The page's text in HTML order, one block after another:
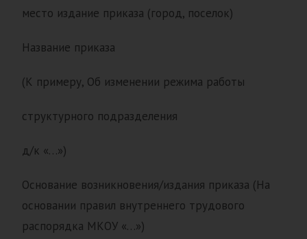
место издание приказа (город, поселок)
Название приказа
(К примеру, Об изменении режима работы
структурного подразделения
д/к «…»)
Основание возникновения/издания приказа (На
основании правил внутреннего трудового
распорядка МКОУ «…»)